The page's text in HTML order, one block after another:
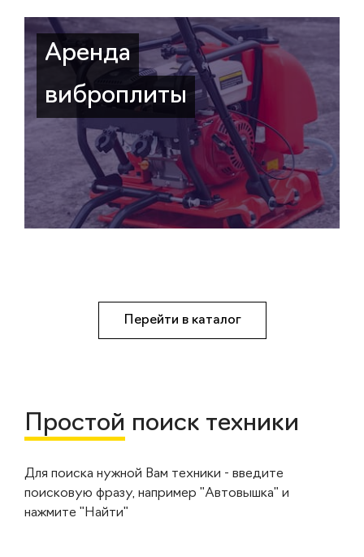
Аренда
виброплиты
Перейти в каталог
Простой поиск техники
Для поиска нужной Вам техники - введите
поисковую фразу, например "Автовышка" и
нажмите "Найти"